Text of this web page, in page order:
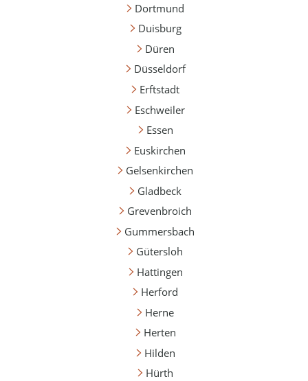
Dortmund
Duisburg
Düren
Düsseldorf
Erftstadt
Eschweiler
Essen
Euskirchen
Gelsenkirchen
Gladbeck
Grevenbroich
Gummersbach
Gütersloh
Hattingen
Herford
Herne
Herten
Hilden
Hürth